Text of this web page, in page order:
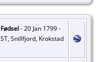
Fødsel- 20 Jan 1799 -
ST, Snillfjord, Krokstad